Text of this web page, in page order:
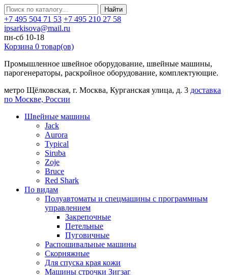
Найти
+7 495 504 71 53 +7 495 210 27 58
ipsarkisova@mail.ru
пн-сб 10-18
Корзина 0 товар(ов)
Промышленное швейное оборудование, швейные машины,
парогенераторы, раскройное оборудование, комплектующие.
метро Щёлковская, г. Москва, Курганская улица, д. 3 доставка
по Москве, России
Швейные машины
Jack
Aurora
Typical
Siruba
Zoje
Bruce
Red Shark
По видам
Полуавтоматы и спецмашины с программным
управлением
Закрепочные
Петельные
Пуговичные
Распошивальные машины
Скорняжные
Для спуска края кожи
Машины строчки Зигзаг